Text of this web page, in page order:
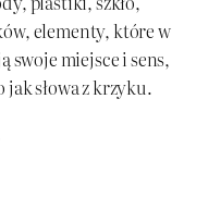
elementy, które w
swoje miejsce i sens,
jak słowa z krzyku.